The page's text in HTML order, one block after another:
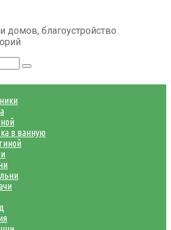
домов, благоустройство
в ванную